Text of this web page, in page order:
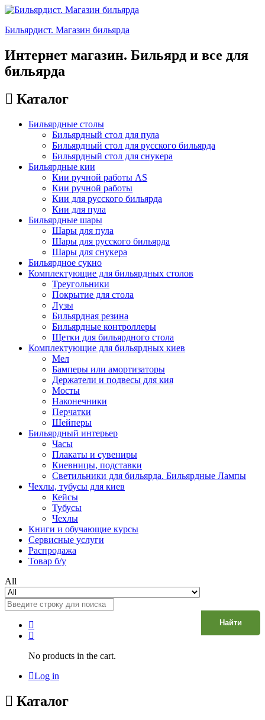
Бильярдист. Магазин бильярда
Интернет магазин. Бильярд и все для
бильярда
Каталог
Бильярдные столы
Бильярдный стол для пула
Бильярдный стол для русского бильярда
Бильярдный стол для снукера
Бильярдные кии
Кии ручной работы AS
Кии ручной работы
Кии для русского бильярда
Кии для пула
Бильярдные шары
Шары для пула
Шары для русского бильярда
Шары для снукера
Бильярдное сукно
Комплектующие для бильярдных столов
Треугольники
Покрытие для стола
Лузы
Бильярдная резина
Бильярдные контроллеры
Щетки для бильярдного стола
Комплектующие для бильярдных киев
Мел
Бамперы или амортизаторы
Держатели и подвесы для кия
Мосты
Наконечники
Перчатки
Шейперы
Бильярдный интерьер
Часы
Плакаты и сувениры
Киевницы, подставки
Светильники для бильярда. Бильярдные Лампы
Чехлы, тубусы для киев
Кейсы
Тубусы
Чехлы
Книги и обучающие курсы
Сервисные услуги
Распродажа
Товар б/у
All
Найти
No products in the cart.
Log in
Каталог